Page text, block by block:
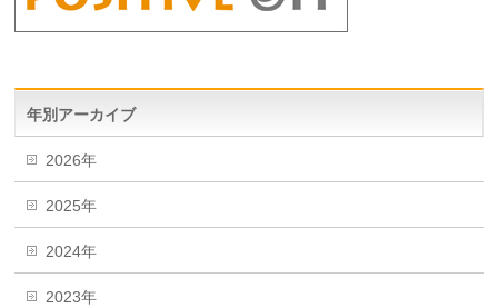
年別アーカイブ
2026年
2025年
2024年
2023年